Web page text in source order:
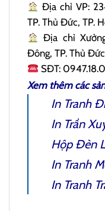
Địa chỉ VP:
TP. Thủ Đức, TP.
Địa chỉ
Đông, TP. Thủ
SĐT:
Xem thêm các
In Tranh
In Trần
Hộp Đèn
In Tranh
In Tranh